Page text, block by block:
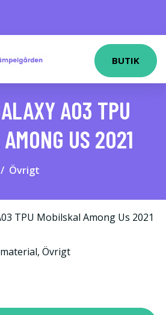
BUTIK
A03 TPU
US 2021
Övrigt
, Övrigt